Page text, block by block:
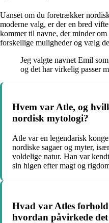
Uanset om du foretrækker
moderne valg, er der en bred
kommer til navne, der minder
forskellige muligheder og vælg
Jeg valgte navnet Emil
og det har virkelig passer
Hvem var Atle, og
nordisk mytologi?
Atle var en legendarisk
nordiske sagaer og myter,
voldelige natur. Han var
sin higen efter magt og
Hvad var Atles
hvordan påvirkede